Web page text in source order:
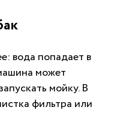
вода попадает в
может
мойку. В
фильтра или